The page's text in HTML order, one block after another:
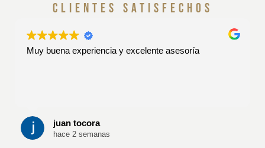
clientes satisfechos
Muy buena experiencia y excelente asesoría
juan tocora
hace 2 semanas